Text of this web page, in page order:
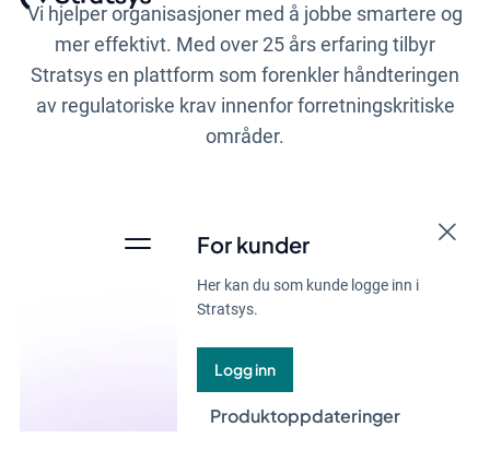
For kunder
Her kan du som kunde logge inn i
Stratsys.
Logg inn
Produktoppdateringer
Vi hjelper organisasjoner med å jobbe smartere og
mer effektivt. Med over 25 års erfaring tilbyr
Stratsys en plattform som forenkler håndteringen
av regulatoriske krav innenfor forretningskritiske
områder.